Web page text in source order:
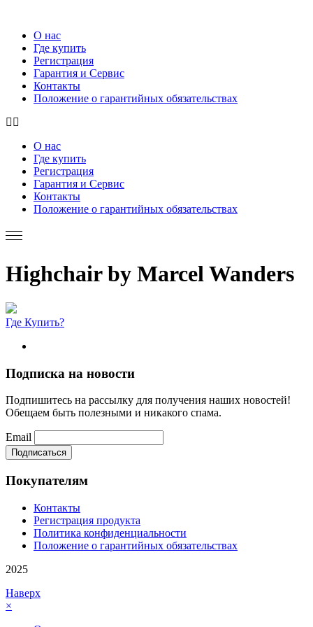
О нас
Где купить
Регистрация
Гарантия и Сервис
Контакты
Положение о гарантийных обязательствах
О нас
Где купить
Регистрация
Гарантия и Сервис
Контакты
Положение о гарантийных обязательствах
Highchair by Marcel Wanders
Где Купить?
Подписка на новости
Подпишитесь на рассылку для получения наших новостей!
Обещаем быть полезными и никакого спама.
Email
Покупателям
Контакты
Регистрация продукта
Политика конфиденциальности
Положение о гарантийных обязательствах
2025
Наверх
×